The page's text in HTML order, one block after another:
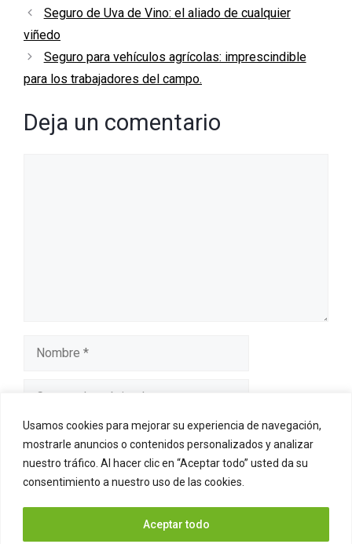
Usamos cookies para mejorar su experiencia de navegación,
mostrarle anuncios o contenidos personalizados y analizar
nuestro tráfico. Al hacer clic en “Aceptar todo” usted da su
consentimiento a nuestro uso de las cookies.
Aceptar todo
Seguro de Uva de Vino: el aliado de cualquier
viñedo
Seguro para vehículos agrícolas: imprescindible
para los trabajadores del campo.
Deja un comentario
Web
Guarda mi nombre, correo electrónico y web en este